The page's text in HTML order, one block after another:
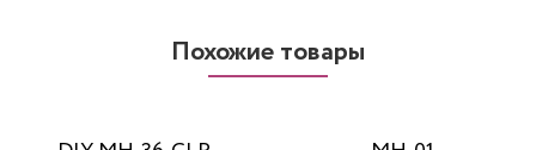
Похожие товары